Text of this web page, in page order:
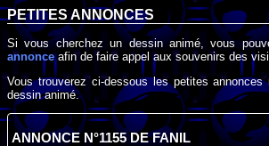
PETITES ANNONCES
Si vous cherchez un dessin animé, vous
annonceafin de faire appel aux souvenirs des
Vous trouverez ci-dessous les petites annonces
dessin animé.
ANNONCE N°1155 DE FANIL